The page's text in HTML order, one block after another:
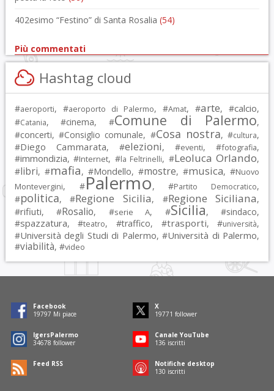
402esimo “Festino” di Santa Rosalia (54)
Più commentati
Hashtag cloud
#aeroporti, #aeroporto di Palermo, #Amat, #arte, #calcio,
#Catania, #cinema, #Comune di Palermo,
#concerti, #Consiglio comunale, #Cosa nostra, #cultura,
#Diego Cammarata, #elezioni, #eventi, #fotografia,
#immondizia, #Internet, #la Feltrinelli, #Leoluca Orlando,
#libri, #mafia, #Mondello, #mostre, #musica, #Nuovo
Montevergini, #Palermo, #Partito Democratico,
#politica, #Regione Sicilia, #Regione Siciliana,
#rifiuti, #Rosalio, #serie A, #Sicilia, #sindaco,
#spazzatura, #teatro, #traffico, #trasporti, #università,
#Università degli Studi di Palermo, #Università di Palermo,
#viabilità, #video
Facebook
19797 Mi piace
X
19771 follower
IgersPalermo
34678 follower
Canale YouTube
136 iscritti
Feed RSS
Notifiche desktop
130 iscritti